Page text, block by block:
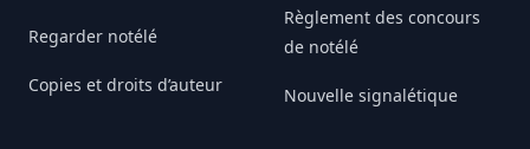
Regarder notélé
Copies et droits d’auteur
Règlement des concours
de notélé
Nouvelle signalétique